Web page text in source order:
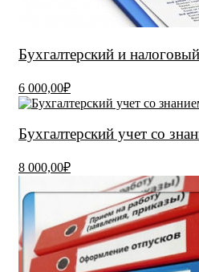
Бухгалтерский и
6 000,00₽
Бухгалтерский учет со
8 000,00₽